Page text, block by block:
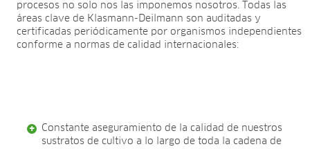
procesos no solo nos las imponemos nosotros. Todas las
áreas clave de Klasmann-Deilmann son auditadas y
certificadas periódicamente por organismos independientes
conforme a normas de calidad internacionales:
Constante aseguramiento de la calidad de nuestros
sustratos de cultivo a lo largo de toda la cadena de